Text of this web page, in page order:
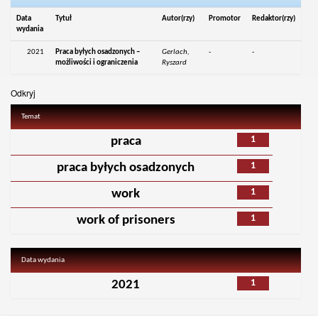
Data
wydania
Tytuł Autor(rzy) Promotor Redaktor(rzy)
2021
Praca byłych osadzonych –
możliwości i ograniczenia
Gerlach,
Ryszard
- -
Odkryj
Temat
1
praca
1
praca byłych osadzonych
1
work
1
work of prisoners
Data wydania
1
2021